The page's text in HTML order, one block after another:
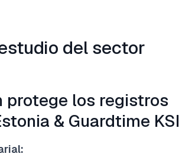
del sector
protege los registros
& Guardtime KSI